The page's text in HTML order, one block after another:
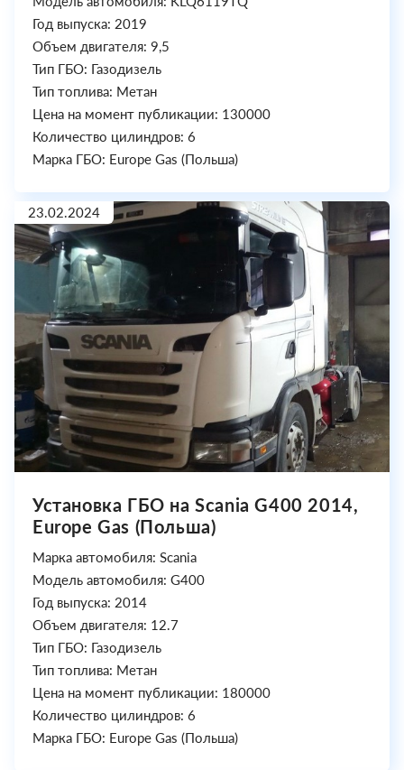
Год выпуска: 2019
Объем двигателя: 9,5
Тип ГБО: Газодизель
Тип топлива: Метан
Цена на момент публикации: 130000
Количество цилиндров: 6
Марка ГБО: Europe Gas (Польша)
23.02.2024
Установка ГБО на Scania G400 2014,
Europe Gas (Польша)
Марка автомобиля: Scania
Модель автомобиля: G400
Год выпуска: 2014
Объем двигателя: 12.7
Тип ГБО: Газодизель
Тип топлива: Метан
Цена на момент публикации: 180000
Количество цилиндров: 6
Марка ГБО: Europe Gas (Польша)